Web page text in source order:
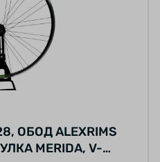
ОБОД ALEXRIMS
MERIDA, V-